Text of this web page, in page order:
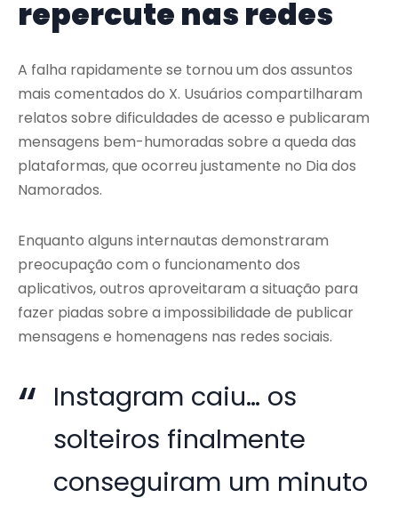
repercute nas redes
A falha rapidamente se tornou um dos assuntos
mais comentados do X. Usuários compartilharam
relatos sobre dificuldades de acesso e publicaram
mensagens bem-humoradas sobre a queda das
plataformas, que ocorreu justamente no Dia dos
Namorados.
Enquanto alguns internautas demonstraram
preocupação com o funcionamento dos
aplicativos, outros aproveitaram a situação para
fazer piadas sobre a impossibilidade de publicar
mensagens e homenagens nas redes sociais.
Instagram caiu… os
solteiros finalmente
conseguiram um minuto